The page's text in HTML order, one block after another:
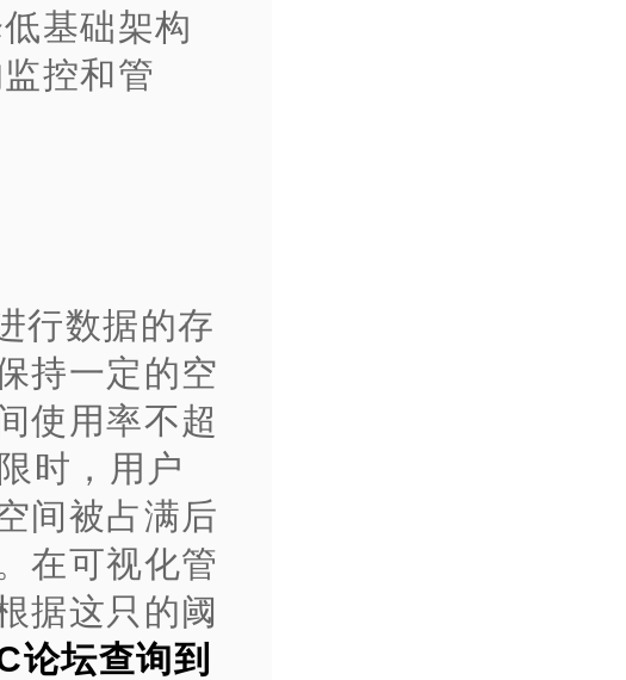
基础架构
控和管
行数据的存
持一定的空
使用率不超
时，用户
间被占满后
在可视化管
据这只的阈
论坛查询到